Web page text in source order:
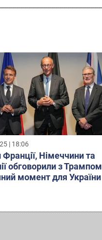
| 18:06
Франції, Німеччини та
обговорили з Трампом
момент для України